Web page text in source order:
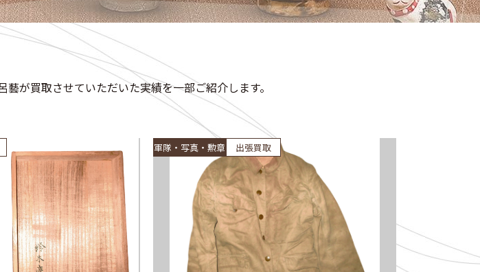
が買取させていただいた実績を一部ご紹介します。
軍隊・写真・勲章 出張買取